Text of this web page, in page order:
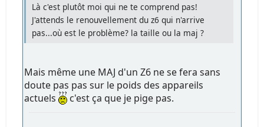
Là c'est plutôt moi qui ne te comprend pas!
J'attends le renouvellement du z6 qui n'arrive
pas...où est le problème? la taille ou la maj ?
Mais même une MAJ d'un Z6 ne se fera sans
doute pas pas sur le poids des appareils
actuels
c'est ça que je pige pas.